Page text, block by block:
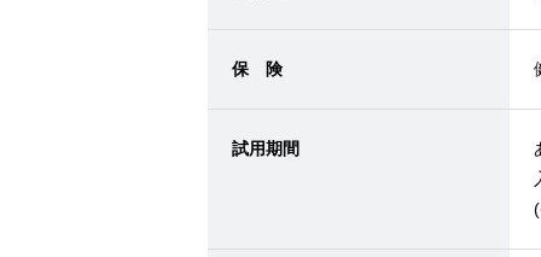
保 険
試用期間